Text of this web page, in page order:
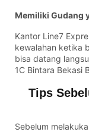
Memiliki Gudang
Kantor Line7
kewalahan ketika
bisa datang
1C Bintara Bekasi
Tips
Sebelum